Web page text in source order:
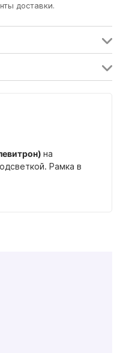
доставки.
на
Рамка в